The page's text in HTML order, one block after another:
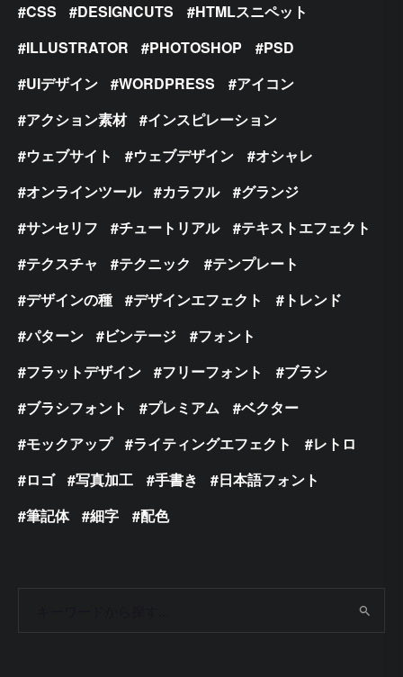
CSS DESIGNCUTS
HTMLスニペット
ILLUSTRATOR
PHOTOSHOP
PSD
UIデザイン
WORDPRESS
アイコン
アクション素材
インスピレーション
ウェブサイト
ウェブデザイン
オシャレ
オンラインツール
カラフル
グランジ
サンセリフ
チュートリアル
テキストエフェクト
テクスチャ
テクニック
テンプレート
デザインの種
デザインエフェクト
トレンド
パターン
ビンテージ
フォント
フラットデザイン
フリーフォント
ブラシ
ブラシフォント
プレミアム
ベクター
モックアップ
ライティングエフェクト
レトロ
ロゴ
写真加工 手書き
日本語フォント
筆記体
細字 配色